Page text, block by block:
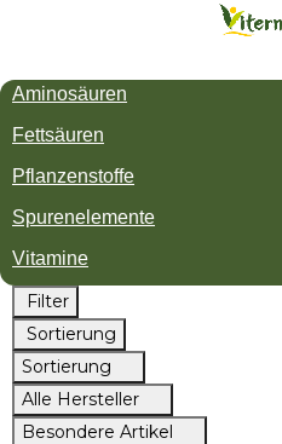
Aminosäuren
Fettsäuren
Pflanzenstoffe
Spurenelemente
Vitamine
Filter
Sortierung
Sortierung
Alle Hersteller
Besondere Artikel